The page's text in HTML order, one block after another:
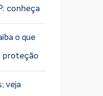
conheça
o que
proteção
veja